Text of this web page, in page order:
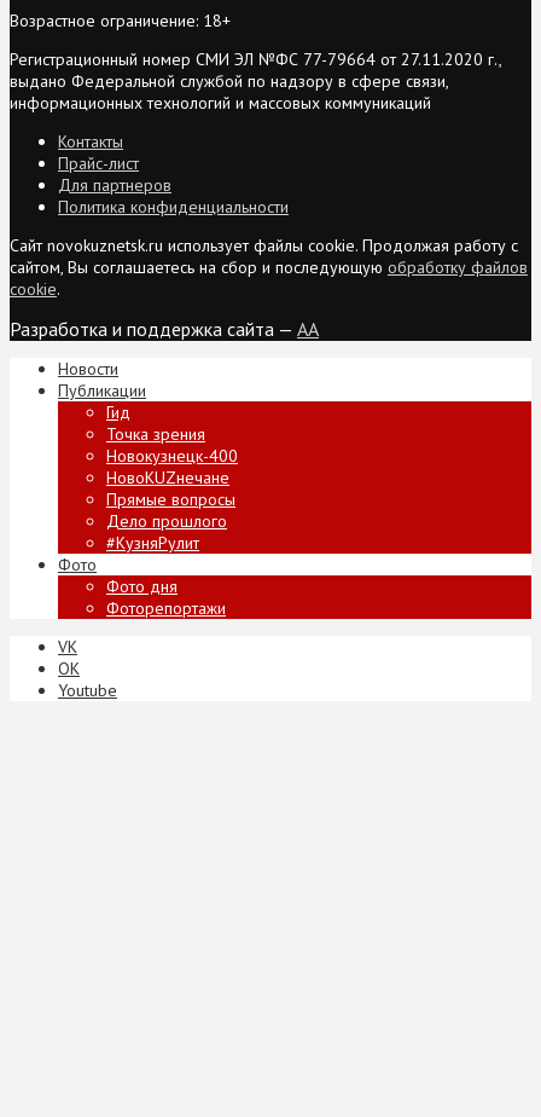
Возрастное ограничение: 18+
Регистрационный номер СМИ ЭЛ №ФС 77-79664 от 27.11.2020 г.,
выдано Федеральной службой по надзору в сфере связи,
информационных технологий и массовых коммуникаций
Контакты
Прайс-лист
Для партнеров
Политика конфиденциальности
Сайт novokuznetsk.ru использует файлы cookie. Продолжая работу с
сайтом, Вы соглашаетесь на сбор и последующую обработку файлов
cookie.
Разработка и поддержка сайта — AA
Новости
Публикации
Гид
Точка зрения
Новокузнецк-400
НовоKUZнечане
Прямые вопросы
Дело прошлого
#КузняРулит
Фото
Фото дня
Фоторепортажи
VK
ОК
Youtube